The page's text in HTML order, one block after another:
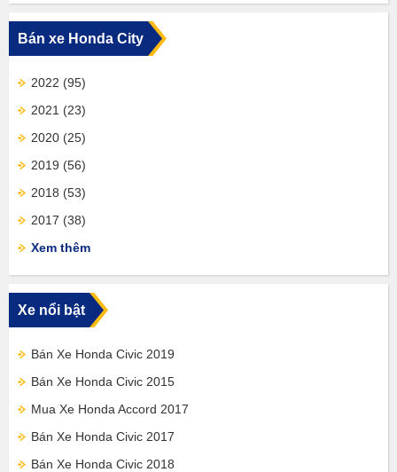
Bán xe Honda City
2022 (95)
2021 (23)
2020 (25)
2019 (56)
2018 (53)
2017 (38)
Xem thêm
Xe nổi bật
Bán Xe Honda Civic 2019
Bán Xe Honda Civic 2015
Mua Xe Honda Accord 2017
Bán Xe Honda Civic 2017
Bán Xe Honda Civic 2018